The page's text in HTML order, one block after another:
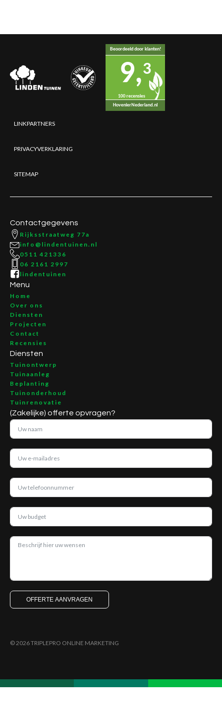
Beoordeeld door klanten!
9,3
100 recensies
HovenierNederland.nl
LINKPARTNERS
PRIVACYVERKLARING
SITEMAP
Contactgegevens
Rijksstraatweg 77a
info@lindentuinen.nl
0511 421336
06 2161 2997
lindentuinen
Menu
Home
Over ons
Diensten
Projecten
Contact
Recensies
Diensten
Tuinontwerp
Tuinaanleg
Beplanting
Tuinonderhoud
Tuinrenovatie
(Zakelijke) offerte opvragen?
OFFERTE AANVRAGEN
© 2026 TRIPLEPRO ONLINE MARKETING